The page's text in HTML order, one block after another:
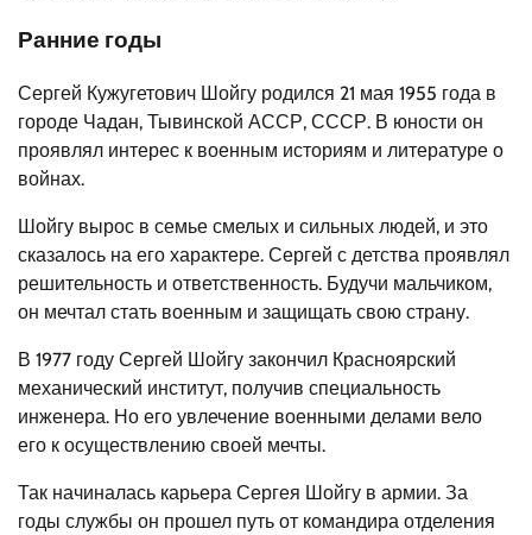
Ранние годы
Сергей Кужугетович Шойгу родился 21 мая 1955 года в
городе Чадан, Тывинской АССР, СССР. В юности он
проявлял интерес к военным историям и литературе о
войнах.
Шойгу вырос в семье смелых и сильных людей, и это
сказалось на его характере. Сергей с детства проявлял
решительность и ответственность. Будучи мальчиком,
он мечтал стать военным и защищать свою страну.
В 1977 году Сергей Шойгу закончил Красноярский
механический институт, получив специальность
инженера. Но его увлечение военными делами вело
его к осуществлению своей мечты.
Так начиналась карьера Сергея Шойгу в армии. За
годы службы он прошел путь от командира отделения